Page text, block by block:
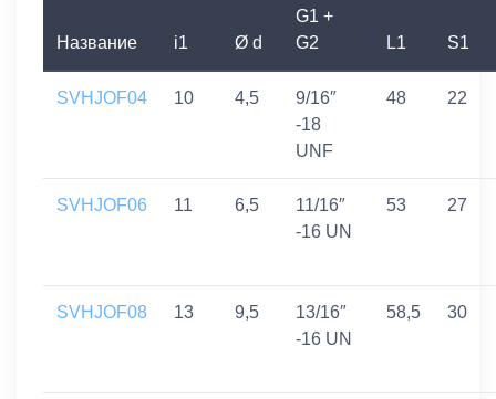
Название i1 Ø d
G1 +
G2
L1 S1
SVHJOF04 10 4,5
9/16″
-18
UNF
48 22
SVHJOF06 11 6,5
11/16″
-16 UN
53 27
SVHJOF08 13 9,5
13/16″
-16 UN
58,5 30